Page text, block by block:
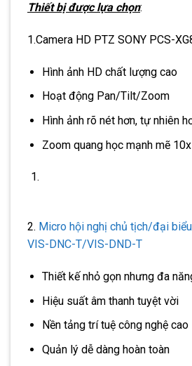
Thiết bị được lựa chọn:
1.Camera HD PTZ SONY PCS-
Hình ảnh HD chất lượng cao
Hoạt động Pan/Tilt/Zoom
Hình ảnh rõ nét hơn, tự nhiên
Zoom quang học mạnh mẽ 10x
2. Micro hội nghị chủ tịch/đại
VIS-DNC-T/VIS-DND-T
Thiết kế nhỏ gọn nhưng đa
Hiệu suất âm thanh tuyệt vời
Nền tảng trí tuệ công nghệ cao
Quản lý dễ dàng hoàn toàn